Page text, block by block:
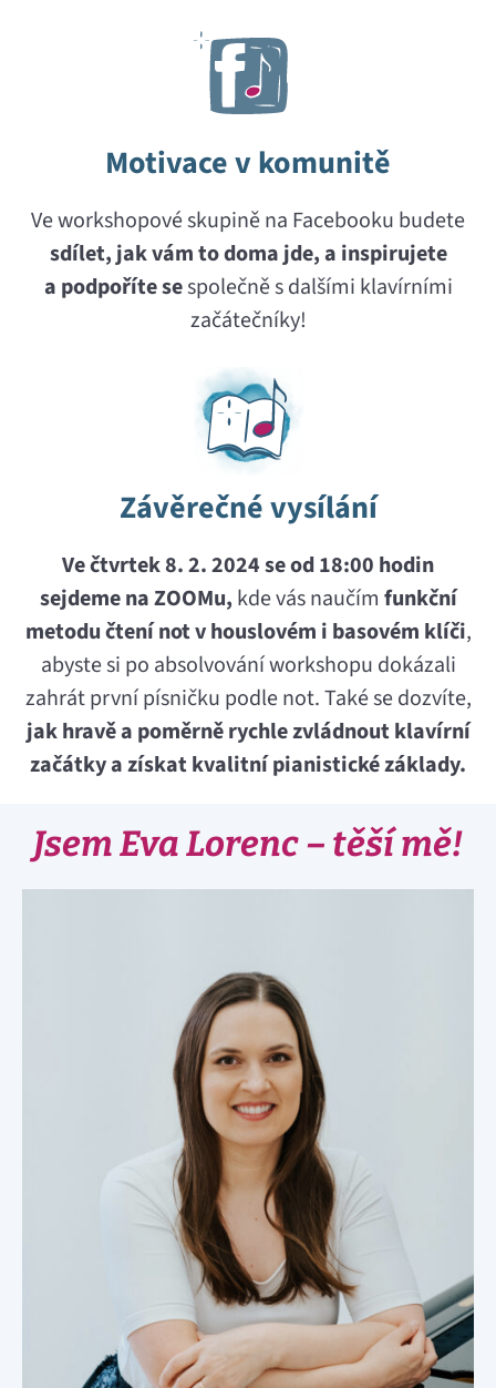
Motivace v komunitě
Ve workshopové skupině na Facebooku budete
sdílet, jak vám to doma jde, a inspirujete
a podpoříte sespolečně s dalšími klavírními
začátečníky!
Závěrečné vysílání
Ve čtvrtek 8. 2. 2024 se od 18:00 hodin
sejdeme na ZOOMu, kde vás naučím funkční
metodu čtení not v houslovém i basovém klíči,
abyste si po absolvování workshopu dokázali
zahrát první písničku podle not. Také se dozvíte,
jak hravě a poměrně rychle zvládnout klavírní
začátky a získat kvalitní pianistické základy.
Jsem Eva Lorenc – těší mě!